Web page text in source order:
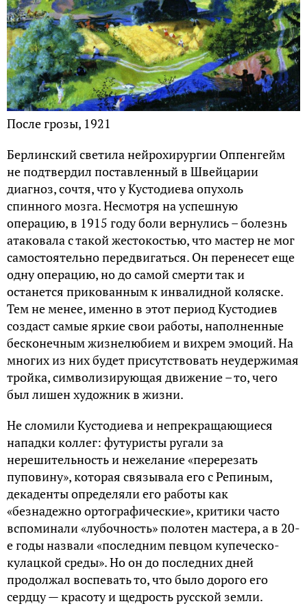
После грозы, 1921
Берлинский светила нейрохирургии Оппенгейм
не подтвердил поставленный в Швейцарии
диагноз, сочтя, что у Кустодиева опухоль
спинного мозга. Несмотря на успешную
операцию, в 1915 году боли вернулись – болезнь
атаковала с такой жестокостью, что мастер не мог
самостоятельно передвигаться. Он перенесет еще
одну операцию, но до самой смерти так и
останется прикованным к инвалидной коляске.
Тем не менее, именно в этот период Кустодиев
создаст самые яркие свои работы, наполненные
бесконечным жизнелюбием и вихрем эмоций. На
многих из них будет присутствовать неудержимая
тройка, символизирующая движение – то, чего
был лишен художник в жизни.
Не сломили Кустодиева и непрекращающиеся
нападки коллег: футуристы ругали за
нерешительность и нежелание «перерезать
пуповину», которая связывала его с Репиным,
декаденты определяли его работы как
«безнадежно ортографические», критики часто
вспоминали «лубочность» полотен мастера, а в 20-
е годы назвали «последним певцом купеческо-
кулацкой среды». Но он до последних дней
продолжал воспевать то, что было дорого его
сердцу — красоту и щедрость русской земли.